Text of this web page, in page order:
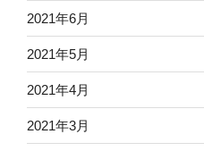
2021年6月
2021年5月
2021年4月
2021年3月